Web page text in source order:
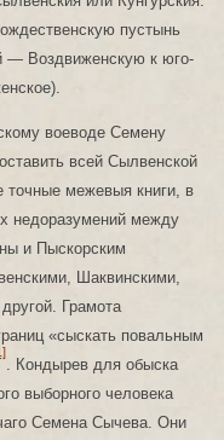
пустынь
— Воздвиженскую к юго-
воеводе Семену
всей Сылвенской
точные межевыя книги, в
недоразумений между
и Пыскорским
Шаквинскими,
Грамота
«сыскать повальным
. Кондырев для обыска
выборного человека
Семена Сычева. Они